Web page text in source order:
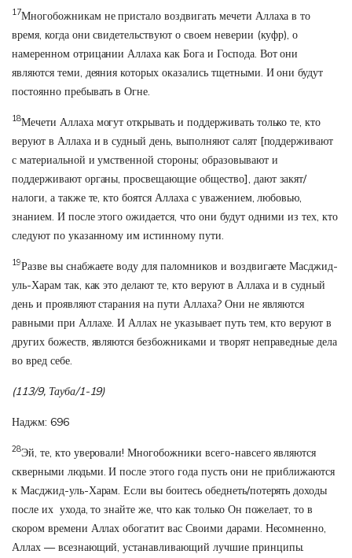
17Многобожникам не пристало воздвигать мечети Аллаха в то
время, когда они свидетельствуют о своем неверии (куфр), о
намеренном отрицании Аллаха как Бога и Господа. Вот они
являются теми, деяния которых оказались тщетными. И они будут
постоянно пребывать в Огне.
18Мечети Аллаха могут открывать и поддерживать только те, кто
веруют в Аллаха и в судный день, выполняют салят [поддерживают
с материальной и умственной стороны; образовывают и
поддерживают органы, просвещающие общество], дают закят/
налоги, а также те, кто боятся Аллаха с уважением, любовью,
знанием. И после этого ожидается, что они будут одними из тех, кто
следуют по указанному им истинному пути.
19Разве вы снабжаете воду для паломников и воздвигаете Масджид-
уль-Харам так, как это делают те, кто веруют в Аллаха и в судный
день и проявляют старания на пути Аллаха? Они не являются
равными при Аллахе. И Аллах не указывает путь тем, кто веруют в
других божеств, являются безбожниками и творят неправедные дела
во вред себе.
(113/9, Тауба/1-19)
Наджм: 696
28Эй, те, кто уверовали! Многобожники всего-навсего являются
скверными людьми. И после этого года пусть они не приближаются
к Масджид-уль-Харам. Если вы боитесь обеднеть/потерять доходы
после их ухода, то знайте же, что как только Он пожелает, то в
скором времени Аллах обогатит вас Своими дарами. Несомненно,
Аллах — всезнающий, устанавливающий лучшие принципы.